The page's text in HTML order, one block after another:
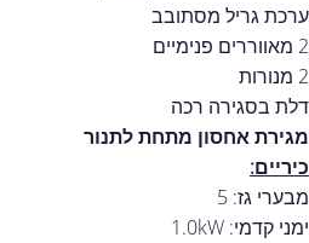
ערכת גריל מסתובב
2 מאווררים פנימיים
2 מנורות
דלת בסגירה רכה
מגירת אחסון מתחת לתנור
כיריים:
מבערי גז: 5
ימני קדמי: 1.0kW